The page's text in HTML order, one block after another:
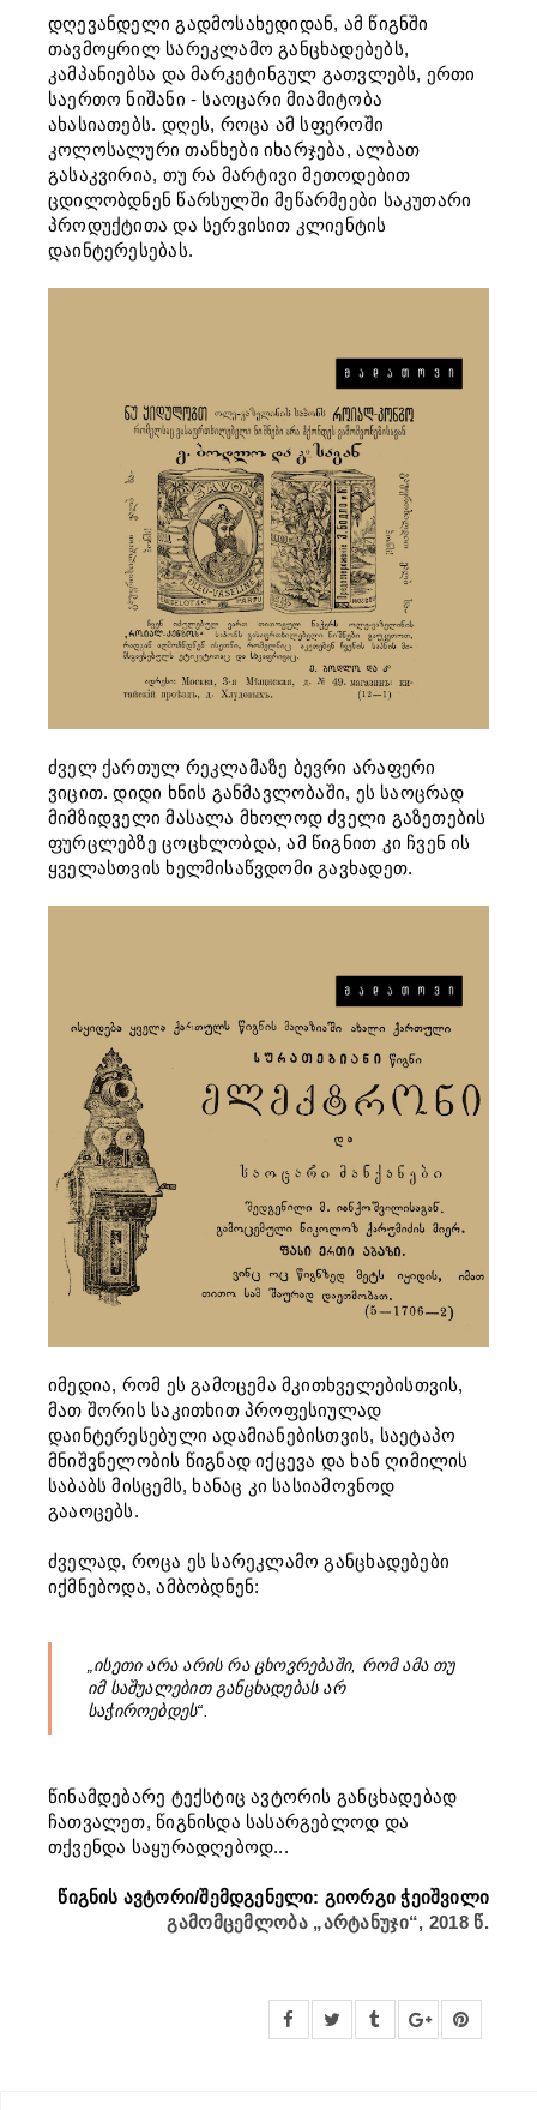
დღევანდელი გადმოსახედიდან, ამ წიგნში
თავმოყრილ სარეკლამო განცხადებებს,
კამპანიებსა და მარკეტინგულ გათვლებს, ერთი
საერთო ნიშანი - საოცარი მიამიტობა
ახასიათებს. დღეს, როცა ამ სფეროში
კოლოსალური თანხები იხარჯება, ალბათ
გასაკვირია, თუ რა მარტივი მეთოდებით
ცდილობდნენ წარსულში მეწარმეები საკუთარი
პროდუქტითა და სერვისით კლიენტის
დაინტერესებას.
ძველ ქართულ რეკლამაზე ბევრი არაფერი
ვიცით. დიდი ხნის განმავლობაში, ეს საოცრად
მიმზიდველი მასალა მხოლოდ ძველი გაზეთების
ფურცლებზე ცოცხლობდა, ამ წიგნით კი ჩვენ ის
ყველასთვის ხელმისაწვდომი გავხადეთ.
იმედია, რომ ეს გამოცემა მკითხველებისთვის,
მათ შორის საკითხით პროფესიულად
დაინტერესებული ადამიანებისთვის, საეტაპო
მნიშვნელობის წიგნად იქცევა და ხან ღიმილის
საბაბს მისცემს, ხანაც კი სასიამოვნოდ
გააოცებს.
ძველად, როცა ეს სარეკლამო განცხადებები
იქმნებოდა, ამბობდნენ:
„ისეთი არა არის რა ცხოვრებაში, რომ ამა თუ
იმ საშუალებით განცხადებას არ
საჭიროებდეს“.
წინამდებარე ტექსტიც ავტორის განცხადებად
ჩათვალეთ, წიგნისდა სასარგებლოდ და
თქვენდა საყურადღებოდ...
წიგნის ავტორი/შემდგენელი: გიორგი ჭეიშვილი
გამომცემლობა „არტანუჯი“, 2018 წ.